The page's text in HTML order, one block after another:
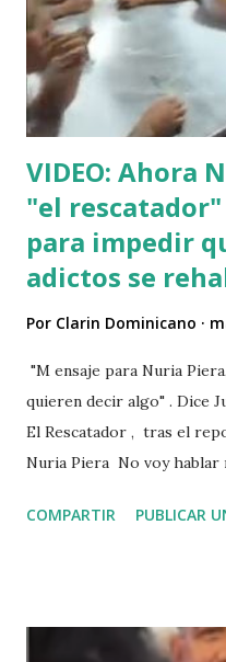
VIDEO: Ahora
"el
para impedir
adictos se
Por Clarin Dominicano
"M ensaje para Nuria
quieren decir algo" . Dice
El Rescatador , tras el
Nuria Piera No voy hablar
ayudar a las personas de
Instagram A post shared
COMPARTIR PUBLICAR